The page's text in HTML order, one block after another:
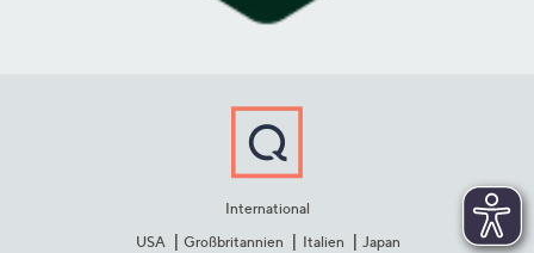
International
USA
Großbritannien Italien Japan